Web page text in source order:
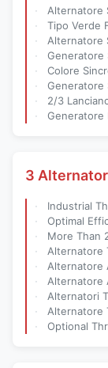
Alternatore Sincrono
Tipo Verde Fase
Alternatore
Generatore
Colore Sincrono
Generatore
2/3 Lanciano Il
Generatore Di
3
Industrial Three-
Optimal Efficiency 3
More Than 20 Years
Alternatore
Alternatore A
Alternatore
Alternatori
Alternatore
Optional Three-